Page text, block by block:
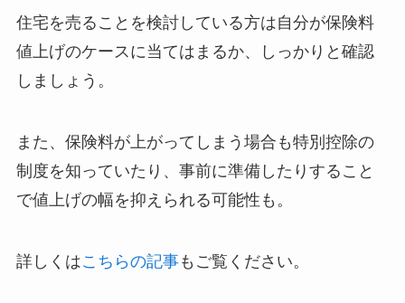
住宅を売ることを検討している方は自分が保険料
値上げのケースに当てはまるか、しっかりと確認
しましょう。
また、保険料が上がってしまう場合も特別控除の
制度を知っていたり、事前に準備したりすること
で値上げの幅を抑えられる可能性も。
詳しくはこちらの記事もご覧ください。